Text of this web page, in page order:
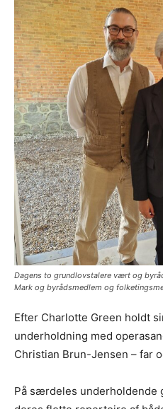
Dagens to grundlovstalere vært og
Mark og byrådsmedlem og
Efter Charlotte Green holdt
underholdning med
Christian Brun-Jensen – far
På særdeles underholdende